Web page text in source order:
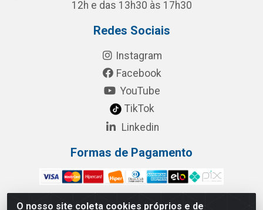
O nosso site coleta cookies próprios e de
12h e das 13h30 às 17h30
Redes Sociais
Instagram
Facebook
YouTube
TikTok
Linkedin
Formas de Pagamento